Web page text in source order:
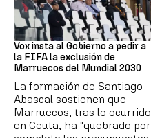
Mundial 2030
Vox insta al Gobierno a pedir a
la FIFA la exclusión de
Marruecos del Mundial 2030
La formación de Santiago
Abascal sostienen que
Marruecos, tras lo ocurrido
en Ceuta, ha "quebrado por